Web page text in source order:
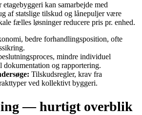
kan samarbejde med
af statslige tilskud og lånepuljer være
fælles løsninger reducere pris pr. enhed.
bedre forhandlingsposition, ofte
mindre individuel
dokumentation og rapportering.
Tilskudsregler, krav fra
ved kollektivt byggeri.
— hurtigt overblik